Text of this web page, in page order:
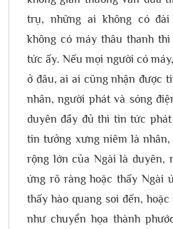
trụ, những ai không có
không có máy thâu thanh
tức ấy. Nếu mọi người có
ở đâu, ai ai cũng nhận được
nhân, người phát và sóng
duyên đầy đủ thì tin tức
tin tưởng xưng niêm là
rộng lớn của Ngài là duyên,
ứng rõ ràng hoặc thấy Ngài
thấy hào quang soi đến,
như chuyển họa thành